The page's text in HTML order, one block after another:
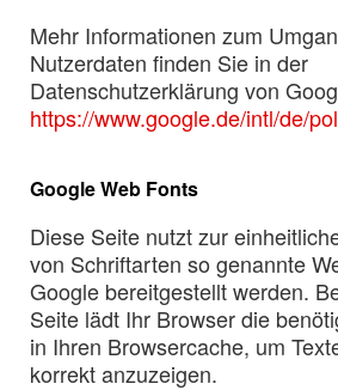
Mehr Informationen zum
Nutzerdaten finden Sie in der
Datenschutzerklärung von
https://www.google.de/intl/de/
Google Web Fonts
Diese Seite nutzt zur
von Schriftarten so genannte
Google bereitgestellt werden.
Seite lädt Ihr Browser die
in Ihren Browsercache, um
korrekt anzuzeigen.